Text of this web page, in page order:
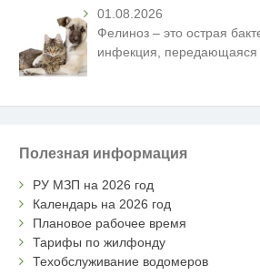
01.08.2026
Фелиноз – это острая
инфекция, передающаяся
Полезная информация
РУ МЗП на 2026 год
Календарь на 2026 год
Плановое рабочее время
Тарифы по жилфонду
Техобслуживание водомеров